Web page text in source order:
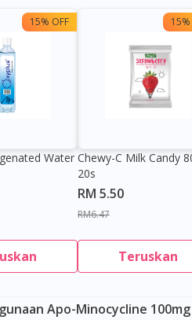
15% OFF
Water
15%
Chewy-C Milk Candy
20s
RM 5.50
RM6.47
Teruskan
Apo-Minocycline